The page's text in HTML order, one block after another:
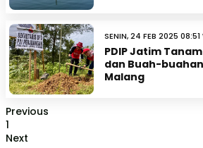
SENIN, 24 FEB 2025 08:51
PDIP Jatim
dan Buah-
Malang
Previous
1
Next